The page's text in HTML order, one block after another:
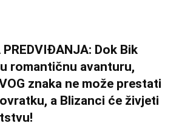
PREDVIĐANJA: Dok Bik
romantičnu avanturu,
znaka ne može prestati
a Blizanci će živjeti